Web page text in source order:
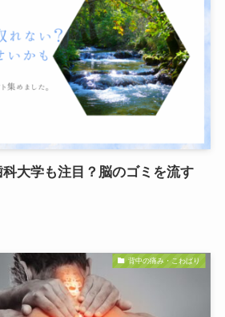
科大学も注目？脳のゴミを流す
背中の痛み・こわばり